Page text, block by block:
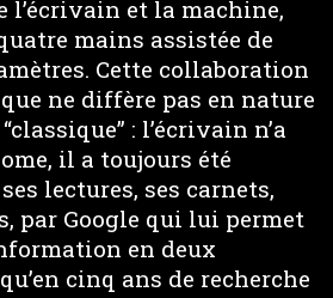
l’écrivain et la machine,
mains assistée de
Cette collaboration
ne diffère pas en nature
: l’écrivain n’a
il a toujours été
lectures, ses carnets,
par Google qui lui permet
en deux
cinq ans de recherche